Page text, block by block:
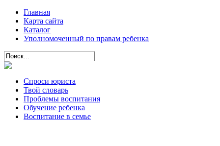
Главная
Карта сайта
Каталог
Уполномоченный по правам ребенка
Спроси юриста
Твой словарь
Проблемы воспитания
Обучение ребенка
Воспитание в семье